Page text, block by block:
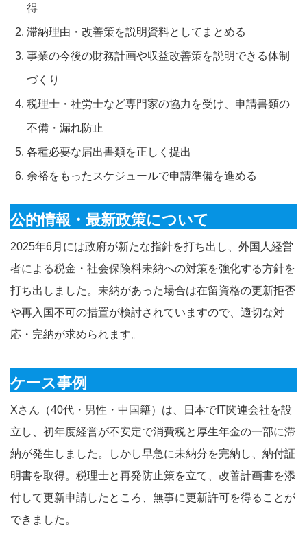
得
滞納理由・改善策を説明資料としてまとめる
事業の今後の財務計画や収益改善策を説明できる体制
づくり
税理士・社労士など専門家の協力を受け、申請書類の
不備・漏れ防止
各種必要な届出書類を正しく提出
余裕をもったスケジュールで申請準備を進める
公的情報・最新政策について
2025年6月には政府が新たな指針を打ち出し、外国人経営
者による税金・社会保険料未納への対策を強化する方針を
打ち出しました。未納があった場合は在留資格の更新拒否
や再入国不可の措置が検討されていますので、適切な対
応・完納が求められます。
ケース事例
Xさん（40代・男性・中国籍）は、日本でIT関連会社を設
立し、初年度経営が不安定で消費税と厚生年金の一部に滞
納が発生しました。しかし早急に未納分を完納し、納付証
明書を取得。税理士と再発防止策を立て、改善計画書を添
付して更新申請したところ、無事に更新許可を得ることが
できました。